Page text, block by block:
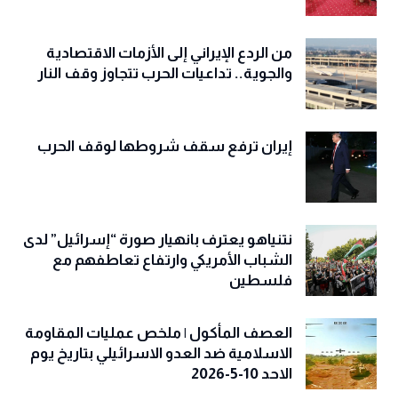
من الردع الإيراني إلى الأزمات الاقتصادية
والجوية.. تداعيات الحرب تتجاوز وقف النار
إيران ترفع سقف شروطها لوقف الحرب
نتنياهو يعترف بانهيار صورة “إسرائيل” لدى
الشباب الأمريكي وارتفاع تعاطفهم مع
فلسطين
العصف المأكول | ملخص عمليات المقاومة
الاسلامية ضد العدو الاسرائيلي بتاريخ يوم
الاحد 10-5-2026